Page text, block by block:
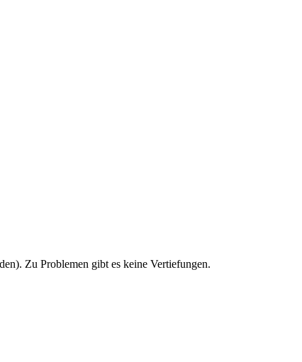
Zu Problemen gibt es keine Vertiefungen.